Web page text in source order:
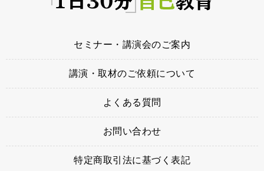
セミナー・講演会のご案内
講演・取材のご依頼について
よくある質問
お問い合わせ
特定商取引法に基づく表記